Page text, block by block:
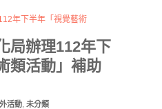
局辦理112年下
類活動」補助
活動 未分類